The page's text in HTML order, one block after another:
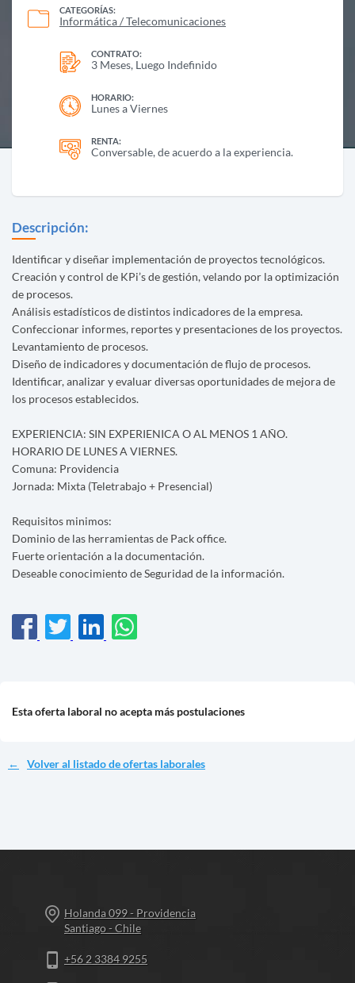
CATEGORÍAS:
Informática / Telecomunicaciones
CONTRATO:
3 Meses, Luego Indefinido
HORARIO:
Lunes a Viernes
RENTA:
Conversable, de acuerdo a la experiencia.
Descripción:
Identificar y diseñar implementación de proyectos tecnológicos.
Creación y control de KPi’s de gestión, velando por la optimización
de procesos.
Análisis estadísticos de distintos indicadores de la empresa.
Confeccionar informes, reportes y presentaciones de los proyectos.
Levantamiento de procesos.
Diseño de indicadores y documentación de flujo de procesos.
Identificar, analizar y evaluar diversas oportunidades de mejora de
los procesos establecidos.
EXPERIENCIA: SIN EXPERIENICA O AL MENOS 1 AÑO.
HORARIO DE LUNES A VIERNES.
Comuna: Providencia
Jornada: Mixta (Teletrabajo + Presencial)
Requisitos minimos:
Dominio de las herramientas de Pack office.
Fuerte orientación a la documentación.
Deseable conocimiento de Seguridad de la información.
Esta oferta laboral no acepta más postulaciones
Volver al listado de ofertas laborales
Holanda 099 - Providencia
Santiago - Chile
+56 2 3384 9255